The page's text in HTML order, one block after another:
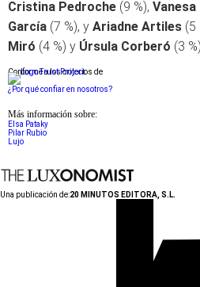
Cristina Pedroche (9 %), Vanesa
García (7 %), y Ariadne Artiles (5
Miró (4 %) y Úrsula Corberó (3
Conforme a los criterios de
¿Por qué confiar en nosotros?
Más información sobre:
Elsa Pataky
Pilar Rubio
Lujo
Una publicación de:20 MINUTOS EDITORA, S.L.